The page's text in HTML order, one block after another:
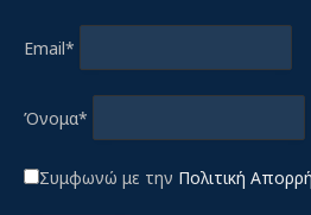
Email*
Όνομα*
Συμφωνώ με την Πολιτική